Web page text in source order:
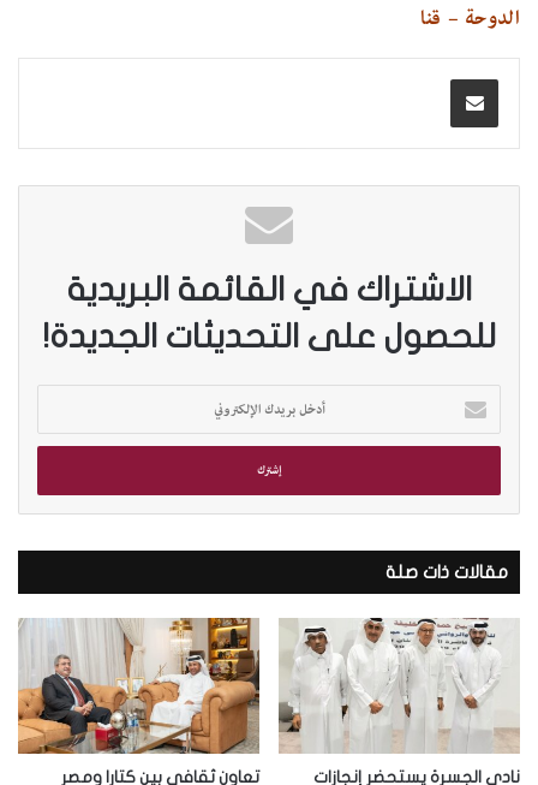
الدوحة – قنا
الاشتراك في القائمة البريدية
للحصول على التحديثات الجديدة!
خ
ب
ي
د
ك
ا
ل
إ
ك
ت
ر
مقالات ذات صلة
نادي الجسرة يستحضر إنجازات تعاون ثقافي بين كتارا ومصر